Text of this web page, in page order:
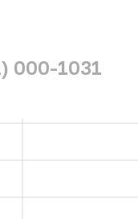
000-1031